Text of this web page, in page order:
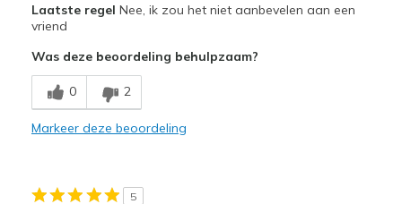
Attractive Design
Beste toepassingen
Going Out
Width
Feels too narrow
Laatste regel Nee, ik zou het niet aanbevelen aan een
vriend
Was deze beoordeling behulpzaam?
0 2
Markeer deze beoordeling
5